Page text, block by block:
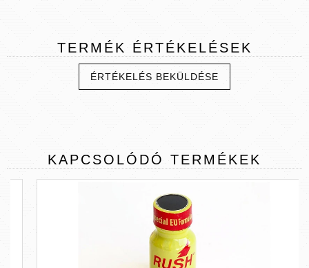
TERMÉK ÉRTÉKELÉSEK
ÉRTÉKELÉS BEKÜLDÉSE
KAPCSOLÓDÓ TERMÉKEK